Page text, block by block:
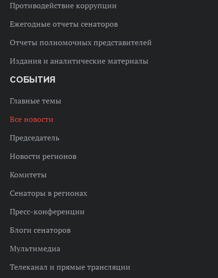
Противодействие коррупции
Ежегодные отчеты сенаторов
Отчеты полномочных представителей
Издания и аналитические материалы
СОБЫТИЯ
Главные темы
Все новости
Председатель
Новости регионов
Комитеты
Сенаторы в регионах
Пресс-конференции
Блоги сенаторов
Мультимедиа
Телеканал и прямые трансляции